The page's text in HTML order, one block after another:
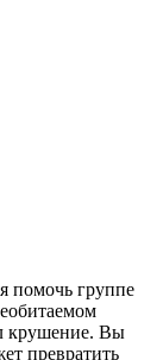
помочь группе
крушение. Вы
превратить